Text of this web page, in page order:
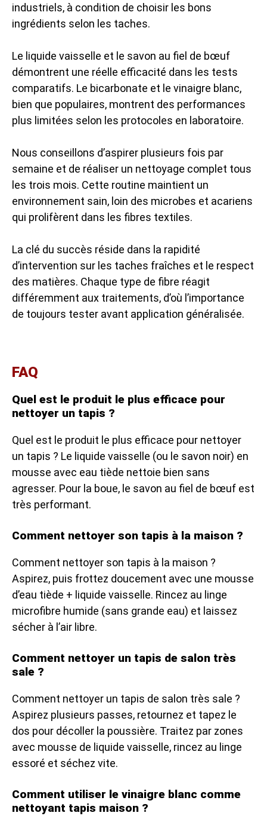
industriels, à condition de choisir les bons
ingrédients selon les taches.
Le liquide vaisselle et le savon au fiel de bœuf
démontrent une réelle efficacité dans les tests
comparatifs. Le bicarbonate et le vinaigre blanc,
bien que populaires, montrent des performances
plus limitées selon les protocoles en laboratoire.
Nous conseillons d’aspirer plusieurs fois par
semaine et de réaliser un nettoyage complet tous
les trois mois. Cette routine maintient un
environnement sain, loin des microbes et acariens
qui prolifèrent dans les fibres textiles.
La clé du succès réside dans la rapidité
d’intervention sur les taches fraîches et le respect
des matières. Chaque type de fibre réagit
différemment aux traitements, d’où l’importance
de toujours tester avant application généralisée.
FAQ
Quel est le produit le plus efficace pour
nettoyer un tapis ?
Quel est le produit le plus efficace pour nettoyer
un tapis ? Le liquide vaisselle (ou le savon noir) en
mousse avec eau tiède nettoie bien sans
agresser. Pour la boue, le savon au fiel de bœuf est
très performant.
Comment nettoyer son tapis à la maison ?
Comment nettoyer son tapis à la maison ?
Aspirez, puis frottez doucement avec une mousse
d’eau tiède + liquide vaisselle. Rincez au linge
microfibre humide (sans grande eau) et laissez
sécher à l’air libre.
Comment nettoyer un tapis de salon très
sale ?
Comment nettoyer un tapis de salon très sale ?
Aspirez plusieurs passes, retournez et tapez le
dos pour décoller la poussière. Traitez par zones
avec mousse de liquide vaisselle, rincez au linge
essoré et séchez vite.
Comment utiliser le vinaigre blanc comme
nettoyant tapis maison ?